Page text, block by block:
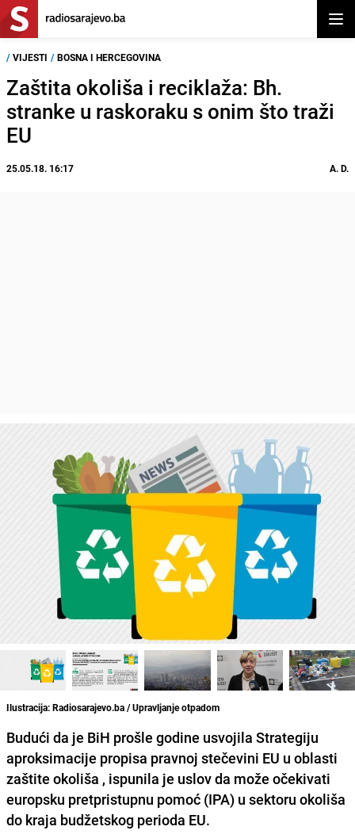
/ VIJESTI / BOSNA I HERCEGOVINA
Zaštita okoliša i reciklaža: Bh.
stranke u raskoraku s onim što traži
EU
25.05.18. 16:17 A. D.
Ilustracija: Radiosarajevo.ba / Upravljanje otpadom
Budući da je BiH prošle godine usvojila Strategiju
aproksimacije propisa pravnoj stečevini EU u oblasti
zaštite okoliša , ispunila je uslov da može očekivati
europsku pretpristupnu pomoć (IPA) u sektoru okoliša
do kraja budžetskog perioda EU.